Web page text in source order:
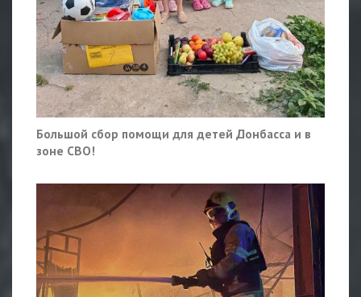
Большой сбор помощи для детей Донбасса и в
зоне СВО!